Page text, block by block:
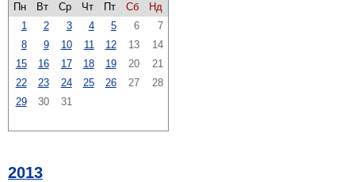
Пн
Вт Ср Чт Пт Сб
Нд
1
2 3 4 5 6
7
8
9 10 11 12 13
14
15
16 17 18 19 20
21
22
23 24 25 26 27
28
29
30 31
2013